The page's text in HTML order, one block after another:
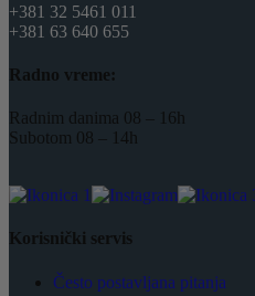
+381 32 5461 011
+381 63 640 655
Radno vreme:
Radnim danima 08 – 16h
Subotom 08 – 14h
Korisnički servis
Često postavljana pitanja